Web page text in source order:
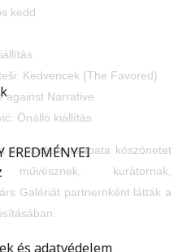
EREDMÉNYEI
és adatvédelem
kedd
Kedvencek (The Favored)
against Narrative
Önálló kiállítás
és kurátori csapata köszönetet
kurátornak,
Galériát partnernként látták a